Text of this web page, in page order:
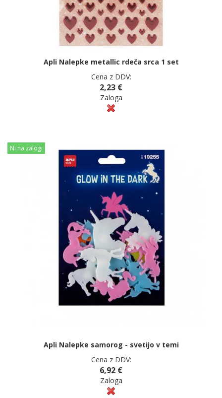
Apli Nalepke metallic rdeča srca 1 set
Cena z DDV:
2,23 €
Zaloga
Ni na zalogi
Apli Nalepke samorog - svetijo v temi
Cena z DDV:
6,92 €
Zaloga